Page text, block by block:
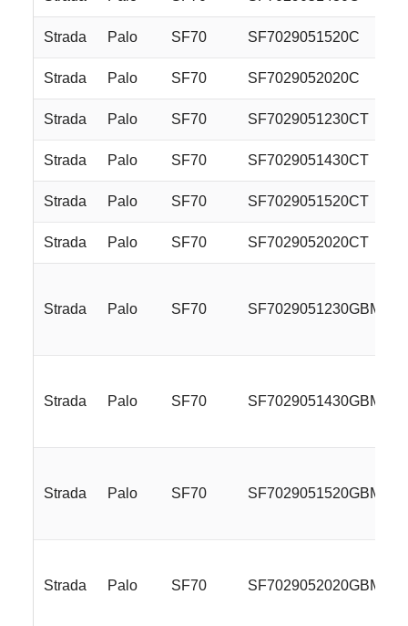
Strada Palo SF70 SF7029051520C
Strada Palo SF70 SF7029052020C
Strada Palo SF70 SF7029051230CT
Strada Palo SF70 SF7029051430CT
Strada Palo SF70 SF7029051520CT
Strada Palo SF70 SF7029052020CT
Strada Palo SF70 SF7029051230GBM
Strada Palo SF70 SF7029051430GBM
Strada Palo SF70 SF7029051520GBM
Strada Palo SF70 SF7029052020GBM